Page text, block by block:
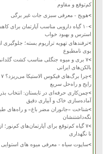
کم‌توقع و مقاوم
>هویج - معرفی سبزی جات غیر برگی
>
۱۰ گیاه دارویی مناسب آپارتمان برای
استرس و بهبود خواب
>ترفندهای تهویه تراریوم بسته؛ جلوگیری
بوی نامطبوع
>
۷ بری و میوه جنگلی مناسب کشت
بالکن‌های ایرانی
>
رایج و راه‌حل سریع
>چمن‌کاری حرفه‌ای در تابستان: انتخاب
آماده‌سازی خاک و آبیاری دقیق
>شناخت «جانوران مضر باغ» و راه‌های
نگه‌داشتنشان
>
۷ گیاه کم‌توقع برای آپارتمان‌های کم‌نور؛
تا نگهداری
>ساپوت سیاه - معرفی میوه های استوایی